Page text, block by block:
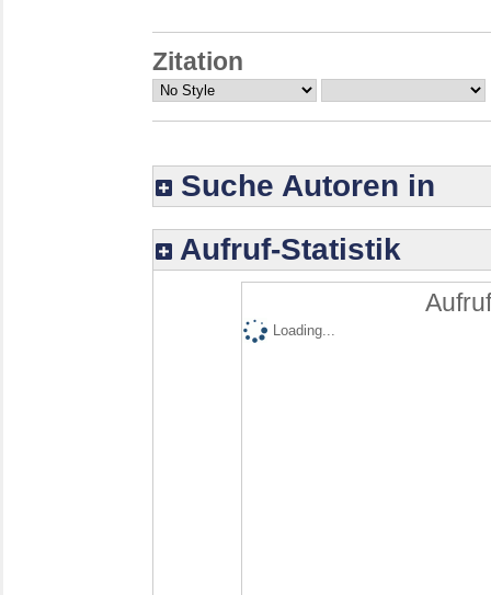
Zitation
Suche Autoren in
Aufruf-Statistik
Loading...